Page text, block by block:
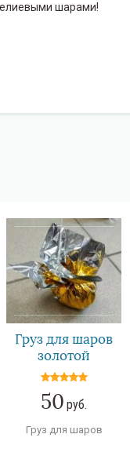
шарами!
Груз для шаров
золотой
50 руб.
Груз для шаров